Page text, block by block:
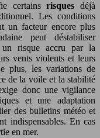
certainsrisquesdéjà
Les conditions
un facteur encore plus
peut déstabiliser
un risque accru par la
vents violents et leurs
plus, les variations de
de la voile et la stabilité
donc une vigilance
et une adaptation
des bulletins météo et
indispensables. En cas
en mer.